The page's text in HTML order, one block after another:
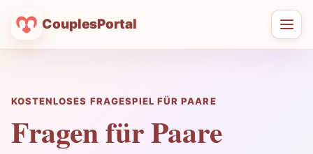
CouplesPortal
KOSTENLOSES FRAGESPIEL FÜR PAARE
Fragen für Paare